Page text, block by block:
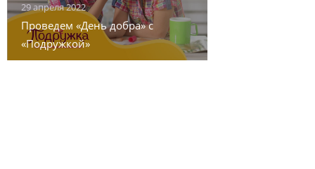
29 апреля 2022
Проведем «День добра» с
«Подружкой»